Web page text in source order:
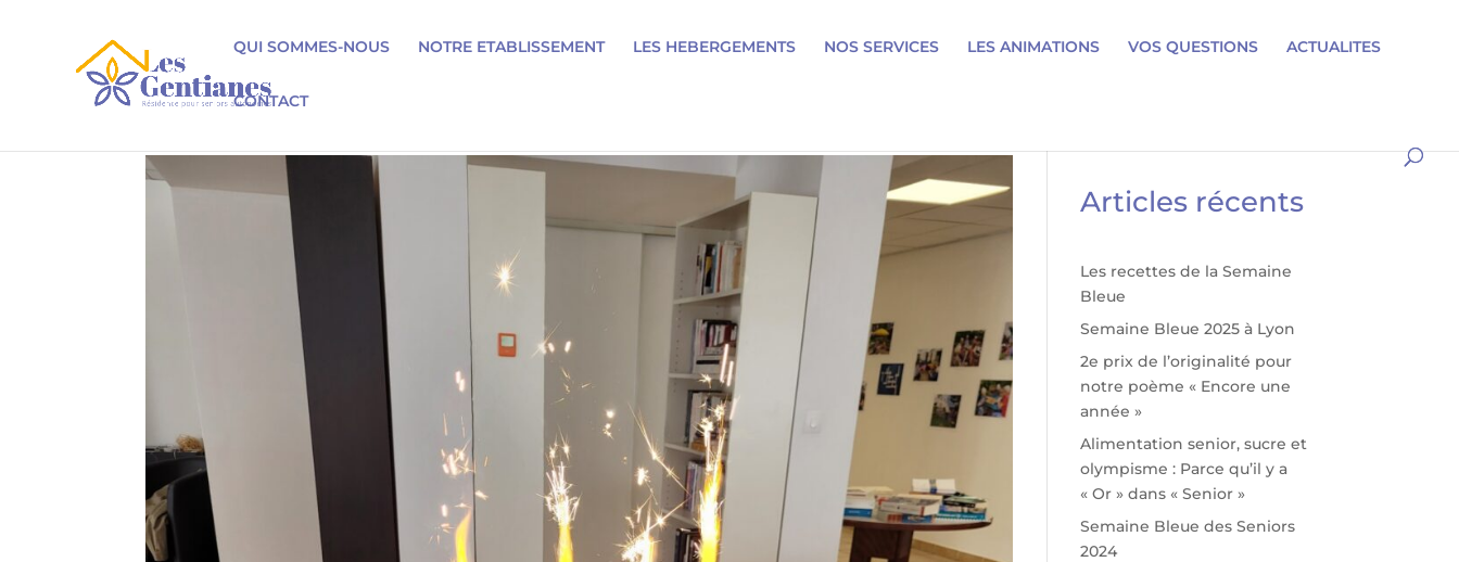
QUI SOMMES-NOUS NOTRE ETABLISSEMENT LES HEBERGEMENTS NOS SERVICES LES ANIMATIONS VOS QUESTIONS ACTUALITES
CONTACT
Articles récents
Les recettes de la Semaine
Bleue
Semaine Bleue 2025 à Lyon
2e prix de l’originalité pour
notre poème « Encore une
année »
Alimentation senior, sucre et
olympisme : Parce qu’il y a
« Or » dans « Senior »
Semaine Bleue des Seniors
2024